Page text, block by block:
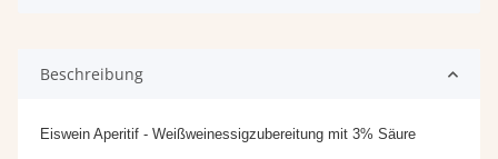
Beschreibung
Eiswein Aperitif - Weißweinessigzubereitung mit 3% Säure